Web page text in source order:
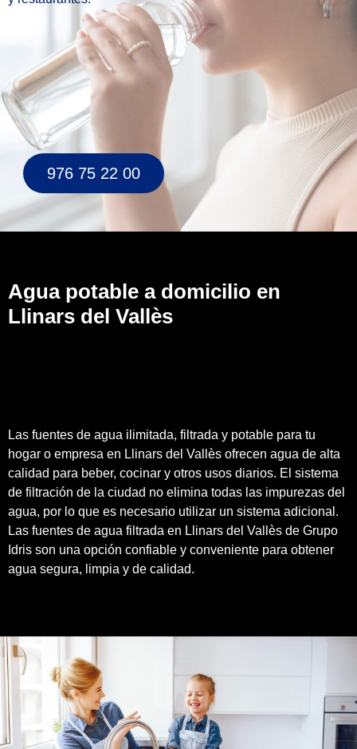
976 75 22 00
Agua potable a domicilio en
Llinars del Vallès
Las fuentes de agua ilimitada, filtrada y potable para tu
hogar o empresa en Llinars del Vallès ofrecen agua de alta
calidad para beber, cocinar y otros usos diarios. El sistema
de filtración de la ciudad no elimina todas las impurezas del
agua, por lo que es necesario utilizar un sistema adicional.
Las fuentes de agua filtrada en Llinars del Vallès de Grupo
Idris son una opción confiable y conveniente para obtener
agua segura, limpia y de calidad.